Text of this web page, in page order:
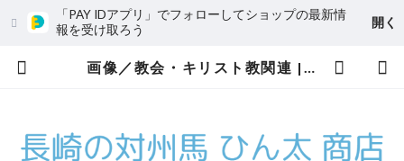
「PAY IDアプリ」でフォローしてショップの最新情
報を受け取ろう
開く
画像／教会・キリスト教関連 | 長崎の対州馬 ひん太 商店/アトリエはやぶさ